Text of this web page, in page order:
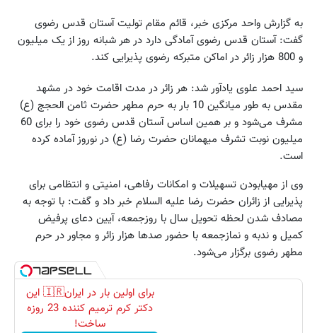
به گزارش واحد مرکزی خبر، قائم مقام تولیت آستان قدس رضوی
گفت: آستان قدس رضوی آمادگی دارد در هر شبانه روز از یک میلیون
و 800 هزار زائر در اماکن متبرکه رضوی پذیرایی کند.
سید احمد علوی یادآور شد: هر زائر در مدت اقامت خود در مشهد
مقدس به طور میانگین 10 بار به حرم مطهر حضرت ثامن الحجج (ع)
مشرف می‌شود و بر همین اساس آستان قدس رضوی خود را برای 60
میلیون نوبت تشرف میهمانان حضرت رضا (ع) در نوروز آماده کرده
است.
وی از مهیابودن تسهیلات و امکانات رفاهی، امنیتی و انتظامی برای
پذیرایی از زائران حضرت رضا علیه السلام خبر داد و گفت: با توجه به
مصادف شدن لحظه تحویل سال با روزجمعه، آیین دعای پرفیض
کمیل و ندبه و نمازجمعه با حضور صدها هزار زائر و مجاور در حرم
مطهر رضوی برگزار می‌شود.
برای اولین بار در ایران🇮🇷 این
دکتر کرم ترمیم کننده 23 روزه
ساخت!